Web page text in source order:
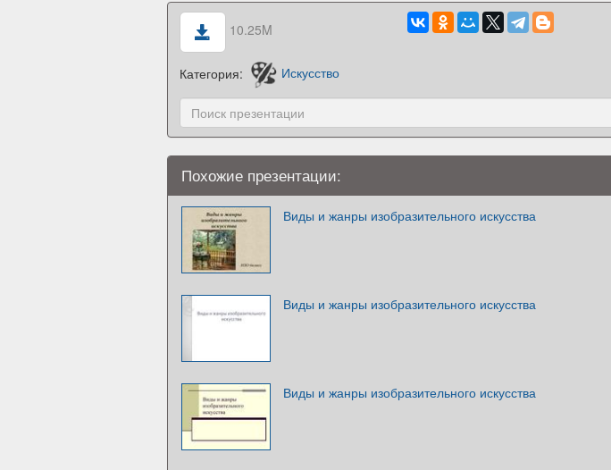
10.25M
Категория: Искусство
Похожие презентации:
Виды и жанры изобразительного искусства
Виды и жанры изобразительного искусства
Виды и жанры изобразительного искусства